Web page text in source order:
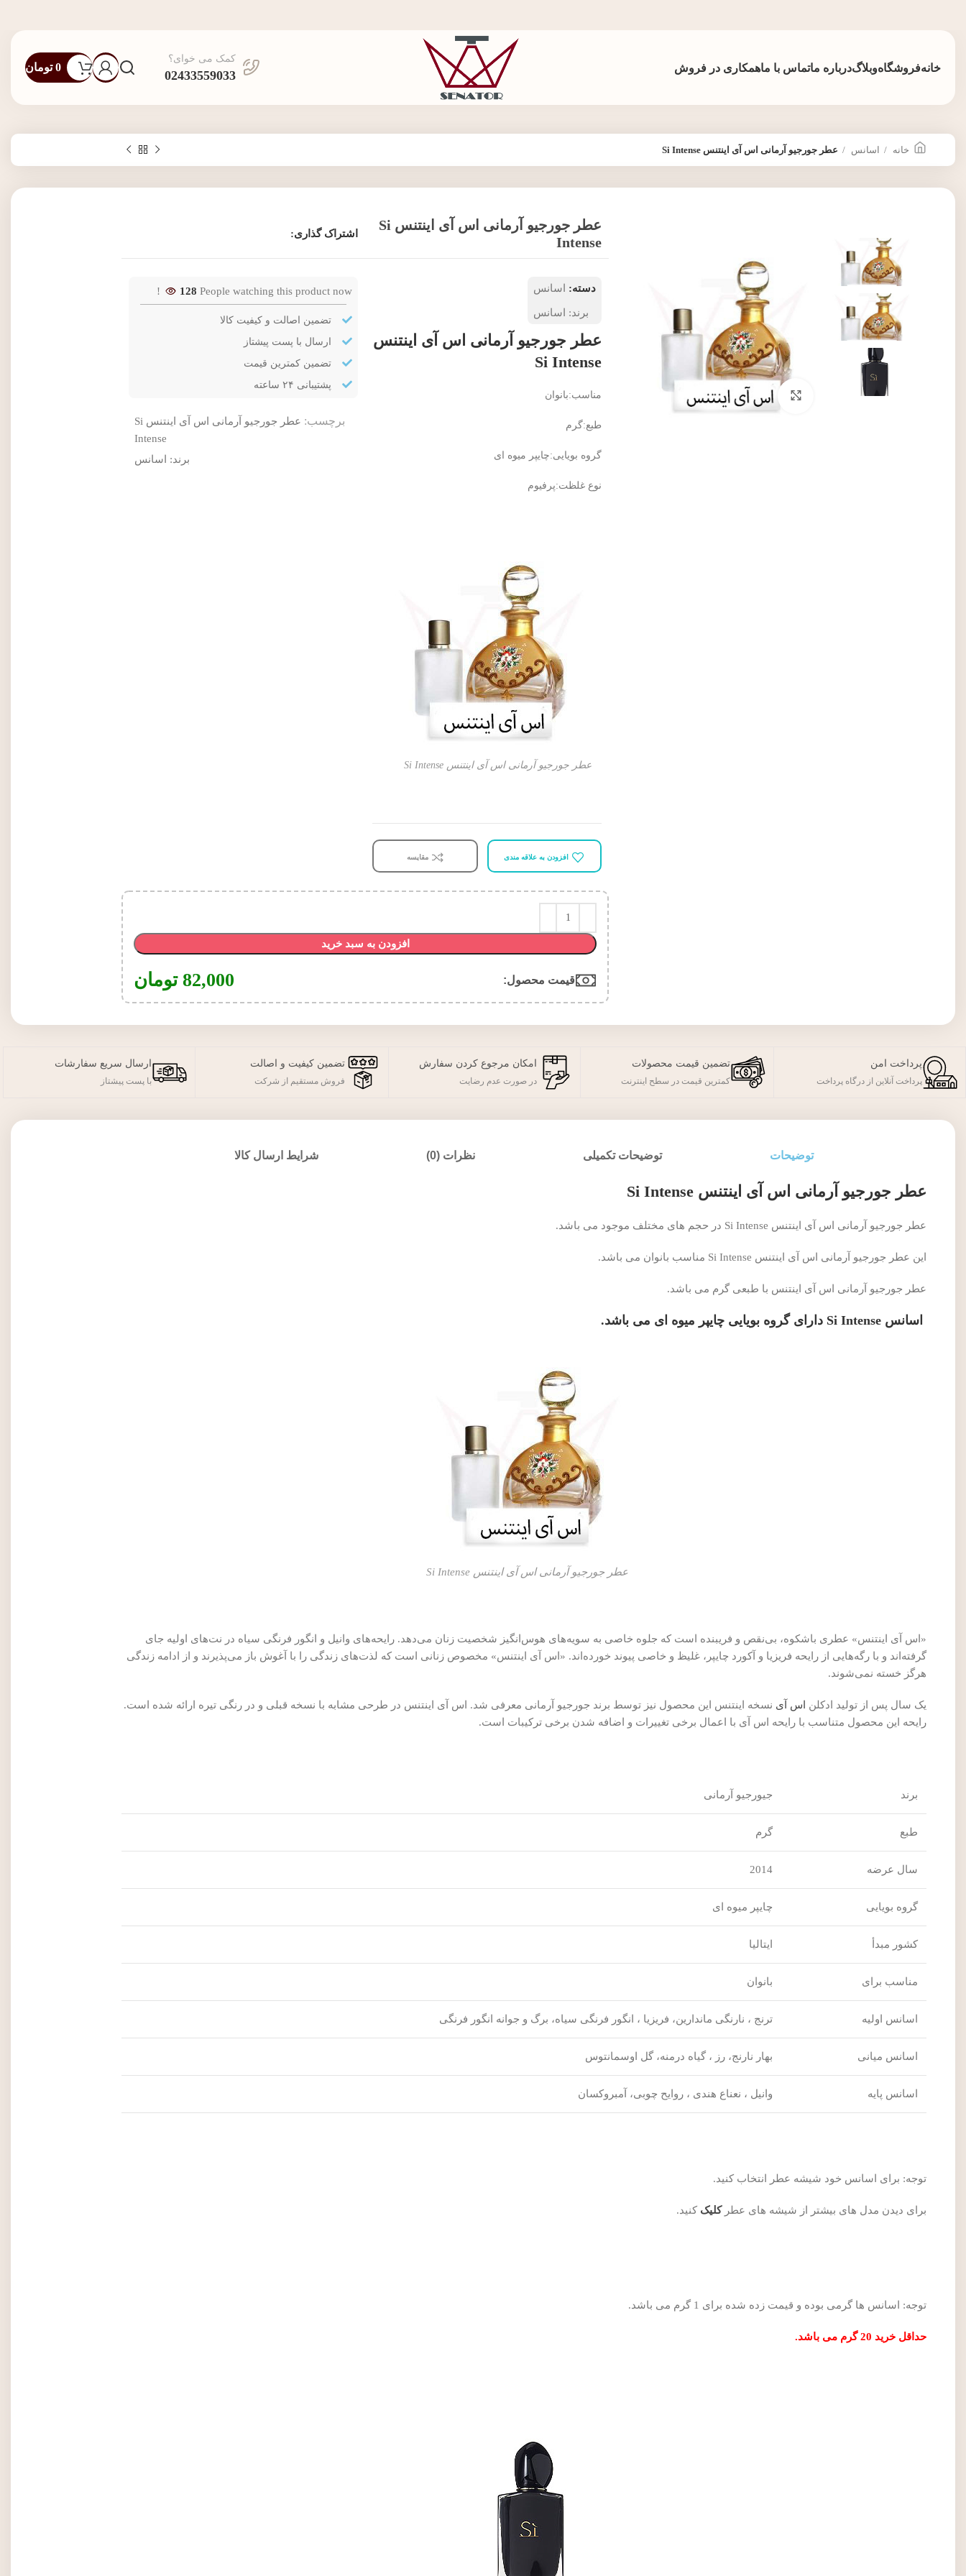
خانهفروشگاهوبلاگدرباره ماتماس با ماهمکاری در فروش
کمک می خوای؟
02433559033
0 تومان
خانه اسانس عطر جورجیو آرمانی اس آی اینتنس Si Intense
برای بزرگنمایی کلیک کنید
عطر جورجیو آرمانی اس آی اینتنس Si
Intense
اشتراک گذاری:
دسته: اسانس
برند: اسانس
عطر جورجیو آرمانی اس آی اینتنس
Si Intense
مناسب:بانوان
طبع:گرم
گروه بویایی:چایپر میوه ای
نوع غلظت:پرفیوم
عطر جورجیو آرمانی اس آی اینتنس Si Intense
افزودن به علاقه مندی مقایسه
128 People watching this product now!
تضمین اصالت و کیفیت کالا
ارسال با پست پیشتاز
تضمین کمترین قیمت
پشتیبانی ۲۴ ساعته
برچسب:
عطر جورجیو آرمانی اس آی اینتنس Si
Intense
برند:
اسانس
افزودن به سبد خرید
قیمت محصول:​ 82,000 تومان
پرداخت امن
پرداخت آنلاین از درگاه پرداخت
تضمین قیمت محصولات
کمترین قیمت در سطح اینترنت
امکان مرجوع کردن سفارش
در صورت عدم رضایت
تضمین کیفیت و اصالت
فروش مستقیم از شرکت
ارسال سریع سفارشات
با پست پیشتاز
توضیحات توضیحات تکمیلی نظرات (0) شرایط ارسال کالا
عطر جورجیو آرمانی اس آی اینتنس Si Intense
عطر جورجیو آرمانی اس آی اینتنس Si Intense در حجم های مختلف موجود می باشد.
این عطر جورجیو آرمانی اس آی اینتنس Si Intense مناسب بانوان می باشد.
عطر جورجیو آرمانی اس آی اینتنس با طبعی گرم می باشد.
اسانس Si Intense دارای گروه بویایی چایپر میوه ای می باشد.
عطر جورجیو آرمانی اس آی اینتنس Si Intense
«اس آی اینتنس» عطری باشکوه، بی‌نقص و فریبنده است که جلوه خاصی به سویه‌های هوس‌انگیز شخصیت زنان می‌دهد. رایحه‌های وانیل و انگور فرنگی سیاه در نت‌های اولیه جای
گرفته‌اند و با رگه‌هایی از رایحه فریزیا و آکورد چایپر، غلیظ و خاصی پیوند خورده‌اند. «اس آی اینتنس» مخصوص زنانی است که لذت‌های زندگی را با آغوش باز می‌پذیرند و از ادامه زندگی
هرگز خسته نمی‌شوند.
یک سال پس از تولید ادکلن اس آی نسخه اینتنس این محصول نیز توسط برند جورجیو آرمانی معرفی شد. اس آی اینتنس در طرحی مشابه با نسخه قبلی و در رنگی تیره ارائه شده است.
رایحه این محصول متناسب با رایحه اس آی با اعمال برخی تغییرات و اضافه شدن برخی ترکیبات است.
برند جیورجیو آرمانی
طبع گرم
سال عرضه 2014
گروه بویایی چایپر میوه ای
کشور مبدأ ایتالیا
مناسب برای بانوان
اسانس اولیه ترنج ، نارنگی ماندارین، فریزیا ، انگور فرنگی سیاه، برگ و جوانه انگور فرنگی
اسانس میانی بهار نارنج، رز ، گیاه درمنه، گل اوسمانتوس
اسانس پایه وانیل ، نعناع هندی ، روایح چوبی، آمبروکسان
توجه: برای اسانس خود شیشه عطر انتخاب کنید.
برای دیدن مدل های بیشتر از شیشه های عطرکلیک کنید.
توجه: اسانس ها گرمی بوده و قیمت زده شده برای 1 گرم می باشد.
حداقل خرید 20 گرم می باشد.